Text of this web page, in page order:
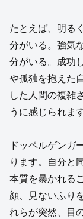
たとえば、明る
分がいる。強気
分がいる。成功
や孤独を抱えた
した人間の複雑
うに感じられます
ドッペルゲンガ
ります。自分と
本質を暴かれる
顔、見ないふり
れらが突然、目